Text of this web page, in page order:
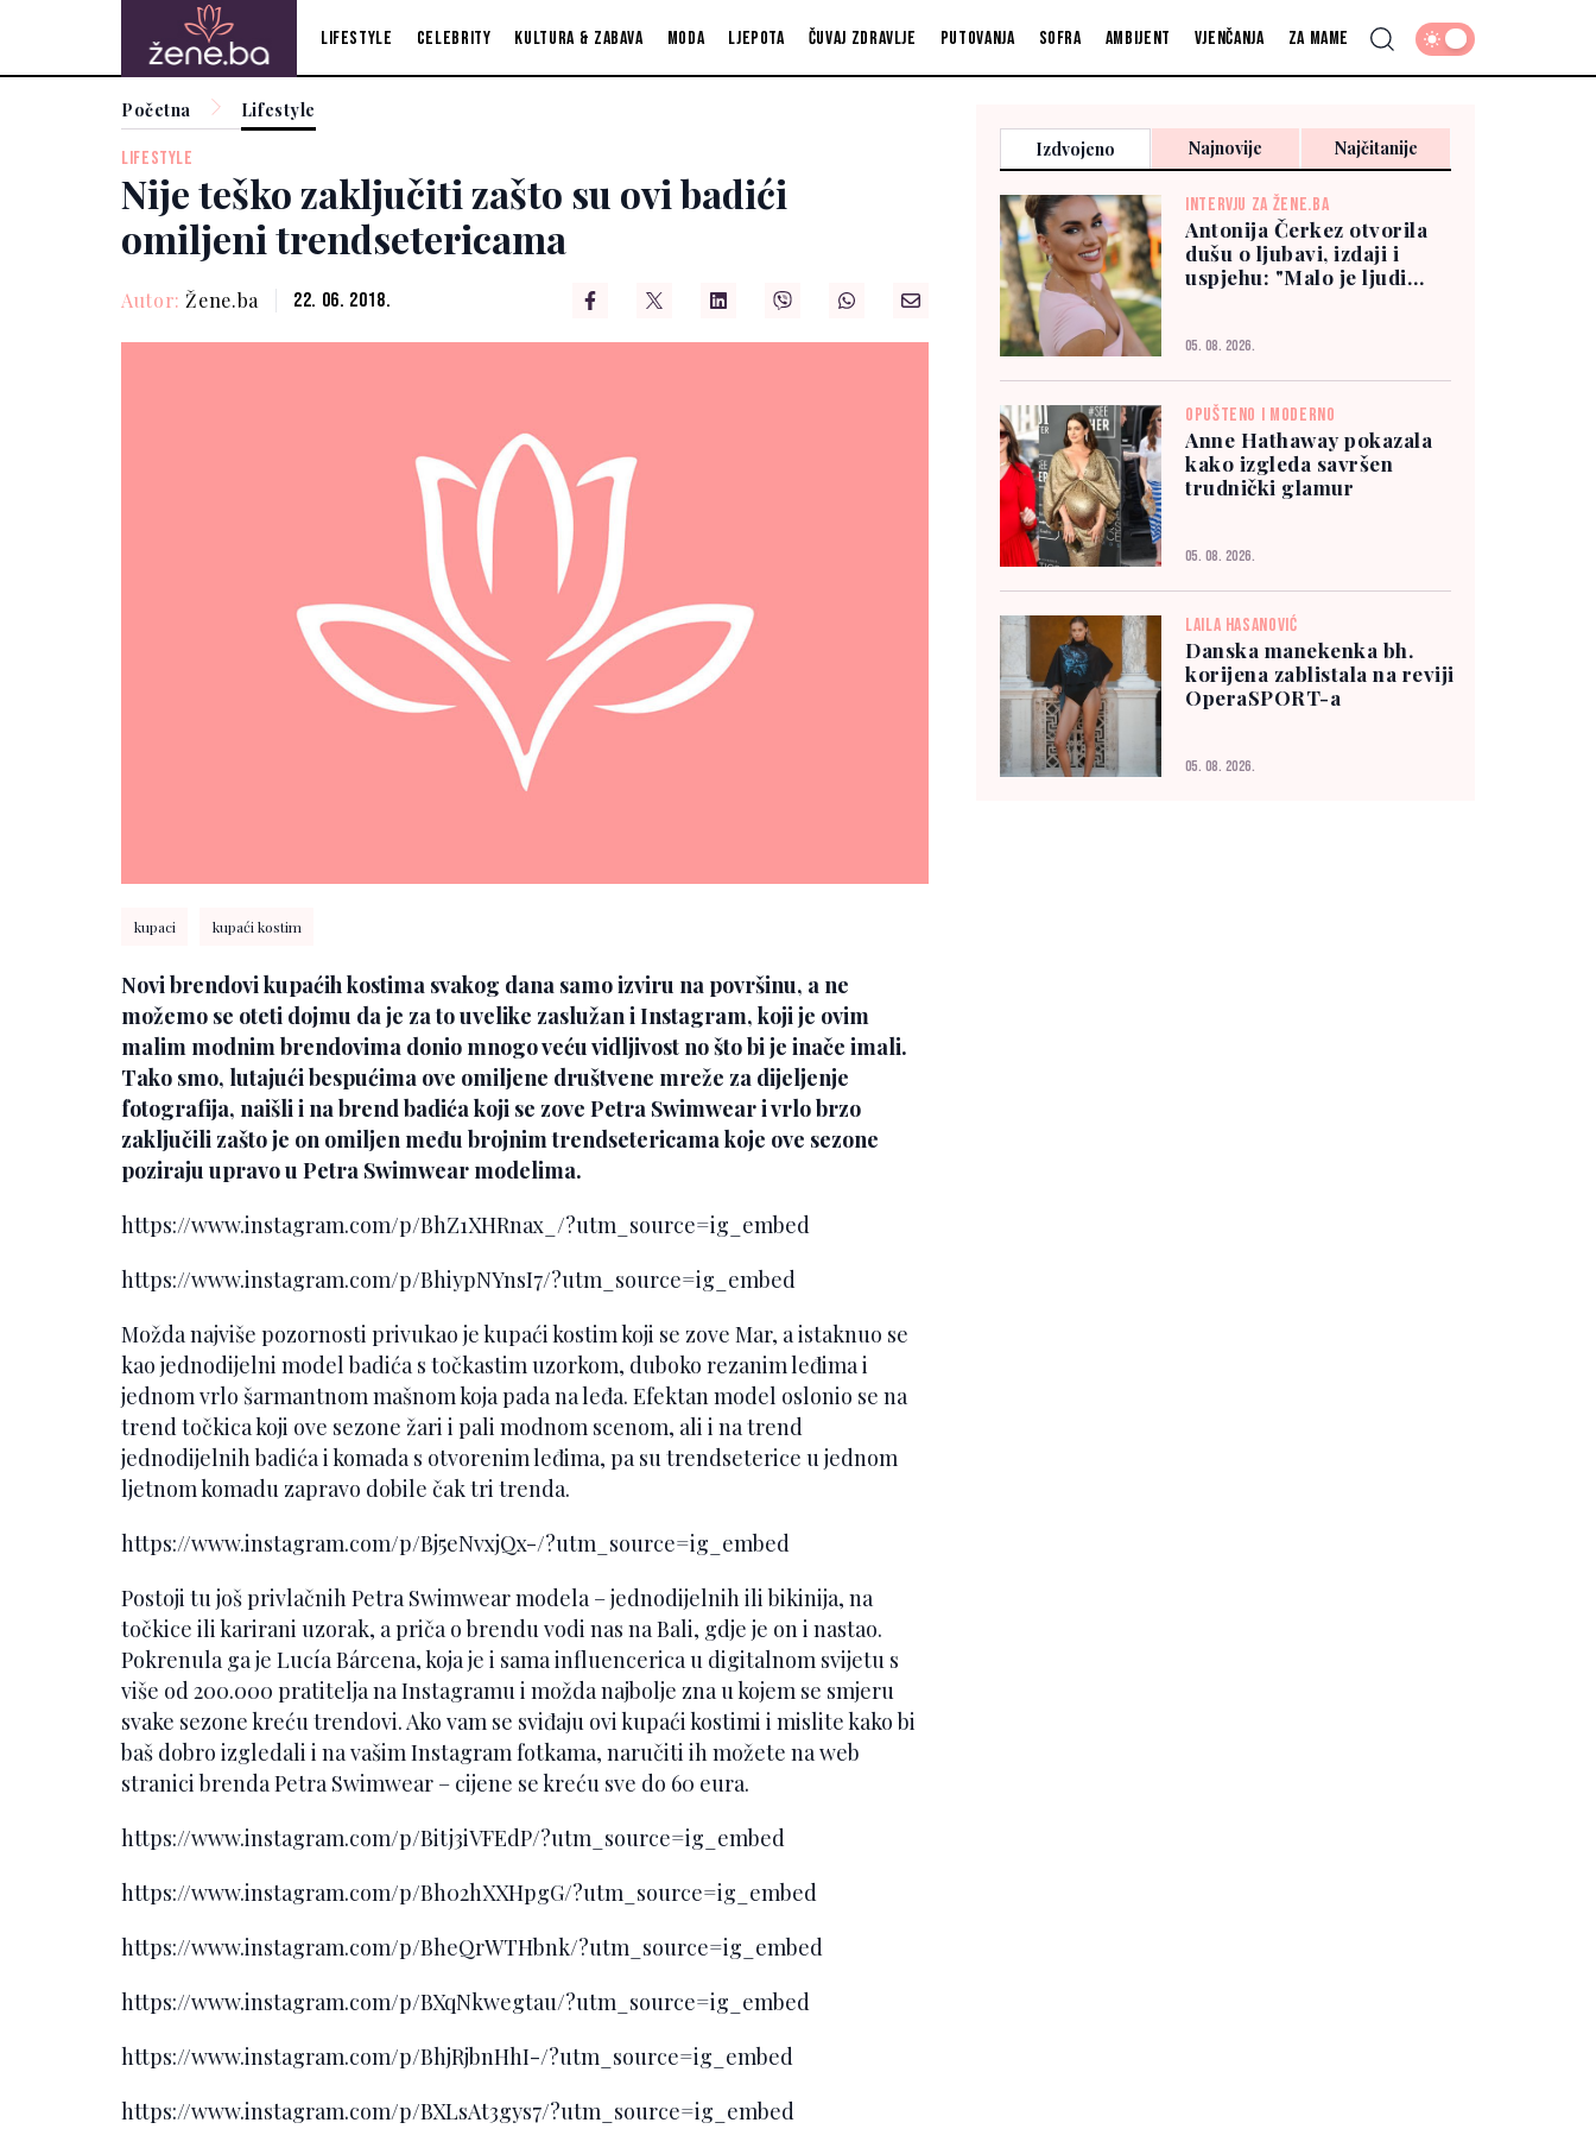
Lifestyle Celebrity Kultura & zabava Moda Ljepota Čuvaj zdravlje Putovanja Sofra Ambijent Vjenčanja Za mame
Početna Lifestyle
LIFESTYLE
Nije teško zaključiti zašto su ovi badići
omiljeni trendsetericama
Autor: Žene.ba 22. 06. 2018.
kupaci kupaći kostim
Novi brendovi kupaćih kostima svakog dana samo izviru na površinu, a ne
možemo se oteti dojmu da je za to uvelike zaslužan i Instagram, koji je ovim
malim modnim brendovima donio mnogo veću vidljivost no što bi je inače imali.
Tako smo, lutajući bespućima ove omiljene društvene mreže za dijeljenje
fotografija, naišli i na brend badića koji se zove Petra Swimwear i vrlo brzo
zaključili zašto je on omiljen među brojnim trendsetericama koje ove sezone
poziraju upravo u Petra Swimwear modelima.
https://www.instagram.com/p/BhZ1XHRnax_/?utm_source=ig_embed
https://www.instagram.com/p/BhiypNYnsI7/?utm_source=ig_embed
Možda najviše pozornosti privukao je kupaći kostim koji se zove Mar, a istaknuo se
kao jednodijelni model badića s točkastim uzorkom, duboko rezanim leđima i
jednom vrlo šarmantnom mašnom koja pada na leđa. Efektan model oslonio se na
trend točkica koji ove sezone žari i pali modnom scenom, ali i na trend
jednodijelnih badića i komada s otvorenim leđima, pa su trendseterice u jednom
ljetnom komadu zapravo dobile čak tri trenda.
https://www.instagram.com/p/Bj5eNvxjQx-/?utm_source=ig_embed
Postoji tu još privlačnih Petra Swimwear modela – jednodijelnih ili bikinija, na
točkice ili karirani uzorak, a priča o brendu vodi nas na Bali, gdje je on i nastao.
Pokrenula ga je Lucía Bárcena, koja je i sama influencerica u digitalnom svijetu s
više od 200.000 pratitelja na Instagramu i možda najbolje zna u kojem se smjeru
svake sezone kreću trendovi. Ako vam se sviđaju ovi kupaći kostimi i mislite kako bi
baš dobro izgledali i na vašim Instagram fotkama, naručiti ih možete na web
stranici brenda Petra Swimwear – cijene se kreću sve do 60 eura.
https://www.instagram.com/p/Bitj3iVFEdP/?utm_source=ig_embed
https://www.instagram.com/p/Bh02hXXHpgG/?utm_source=ig_embed
https://www.instagram.com/p/BheQrWTHbnk/?utm_source=ig_embed
https://www.instagram.com/p/BXqNkwegtau/?utm_source=ig_embed
https://www.instagram.com/p/BhjRjbnHhI-/?utm_source=ig_embed
https://www.instagram.com/p/BXLsAt3gys7/?utm_source=ig_embed
Izdvojeno Najnovije Najčitanije
INTERVJU ZA ŽENE.BA
Antonija Čerkez otvorila
dušu o ljubavi, izdaji i
uspjehu: "Malo je ljudi
05. 08. 2026.
OPUŠTENO I MODERNO
Anne Hathaway pokazala
kako izgleda savršen
trudnički glamur
05. 08. 2026.
LAILA HASANOVIĆ
Danska manekenka bh.
korijena zablistala na reviji
OperaSPORT-a
05. 08. 2026.